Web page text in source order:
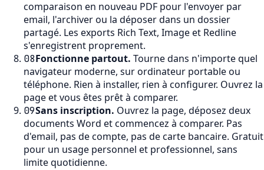
comparaison en nouveau PDF pour l'envoyer par
email, l'archiver ou la déposer dans un dossier
partagé. Les exports Rich Text, Image et Redline
s'enregistrent proprement.
08Fonctionne partout. Tourne dans n'importe quel
navigateur moderne, sur ordinateur portable ou
téléphone. Rien à installer, rien à configurer. Ouvrez la
page et vous êtes prêt à comparer.
09Sans inscription. Ouvrez la page, déposez deux
documents Word et commencez à comparer. Pas
d'email, pas de compte, pas de carte bancaire. Gratuit
pour un usage personnel et professionnel, sans
limite quotidienne.